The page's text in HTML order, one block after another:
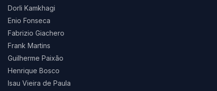
Dorli Kamkhagi
Enio Fonseca
Fabrizio Giachero
Frank Martins
Guilherme Paixão
Henrique Bosco
Isau Vieira de Paula